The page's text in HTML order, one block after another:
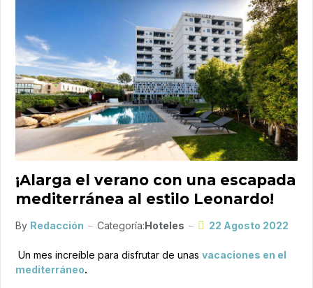
¡Alarga el verano con una escapada
mediterránea al estilo Leonardo!
By Redacción Categoría:Hoteles 22 Agosto 2022
Un mes increíble para disfrutar de unas vacaciones en el
mediterráneo.